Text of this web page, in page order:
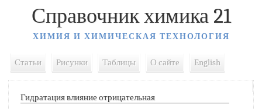
Справочник химика 21
ХИМИЯ И ХИМИЧЕСКАЯ ТЕХНОЛОГИЯ
Статьи Рисунки Таблицы О сайте English
Гидратация влияние отрицательная